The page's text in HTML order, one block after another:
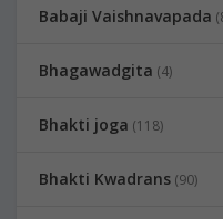
Babaji Vaishnavapada
Bhagawadgita (4)
Bhakti joga (118)
Bhakti Kwadrans(90)